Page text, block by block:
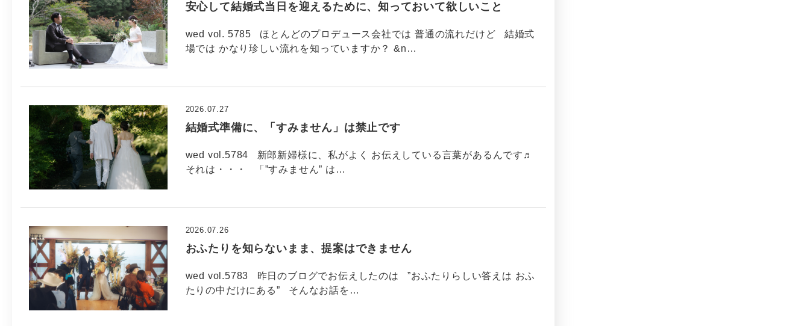
安心して結婚式当日を迎えるために、知っておいて欲しいこと
wed vol. 5785 ほとんどのプロデュース会社では 普通の流れだけど 結婚式
場では かなり珍しい流れを知っていますか？ &n…
結婚式準備に、「すみません」は禁止です
2026.07.27
wed vol.5784 新郎新婦様に、私がよく お伝えしている言葉があるんです♬
それは・・・ 「”すみません” は…
おふたりを知らないまま、提案はできません
2026.07.26
wed vol.5783 昨日のブログでお伝えしたのは ”おふたりらしい答えは おふ
たりの中だけにある” そんなお話を…